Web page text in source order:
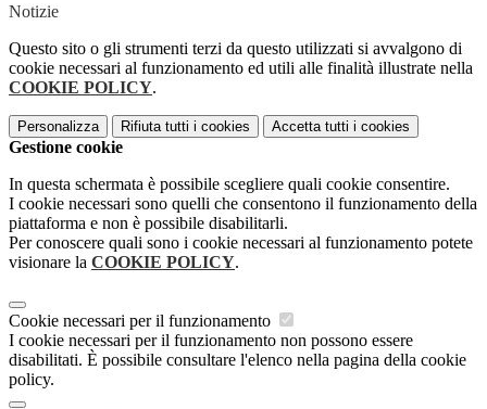
Notizie
Questo sito o gli strumenti terzi da questo utilizzati si avvalgono di
cookie necessari al funzionamento ed utili alle finalità illustrate nella
COOKIE POLICY.
Personalizza Rifiuta tutti i cookies Accetta tutti i cookies
Gestione cookie
In questa schermata è possibile scegliere quali cookie consentire.
I cookie necessari sono quelli che consentono il funzionamento della
piattaforma e non è possibile disabilitarli.
Per conoscere quali sono i cookie necessari al funzionamento potete
visionare la COOKIE POLICY.
Cookie necessari per il funzionamento
I cookie necessari per il funzionamento non possono essere
disabilitati. È possibile consultare l'elenco nella pagina della cookie
policy.